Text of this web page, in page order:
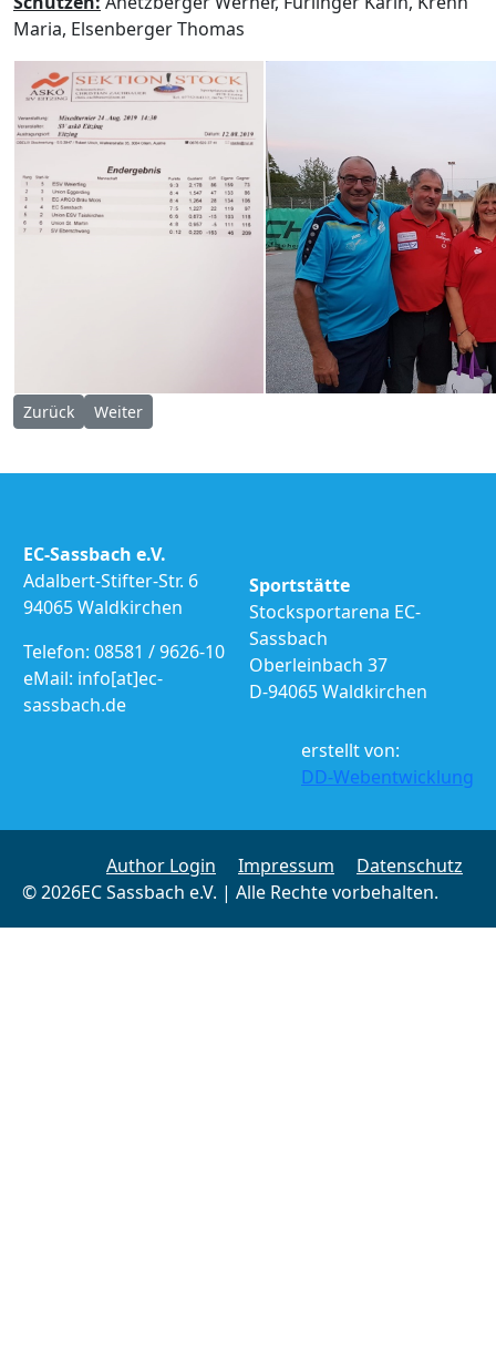
Maria, Elsenberger Thomas
Vorheriger Beitrag: Pokalturnier Altenfelden 24.08.2019
Zurück Nächster Beitrag: Pokalturnier DJK-EC Fürsteneck
Weiter
EC-Sassbach e.V.
Adalbert-Stifter-Str. 6
94065 Waldkirchen
Telefon: 08581 / 9626-10
eMail: info[at]ec-
sassbach.de
Sportstätte
Stocksportarena EC-
Sassbach
Oberleinbach 37
D-94065 Waldkirchen
erstellt von:
DD-Webentwicklung
© 2026EC Sassbach e.V. | Alle Rechte vorbehalten.
Author Login Impressum Datenschutz